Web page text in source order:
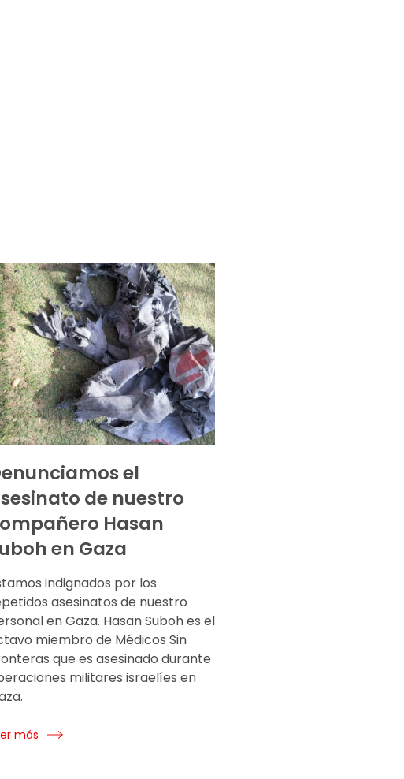
el
de nuestro
Hasan
en Gaza
indignados por los
asesinatos de nuestro
en Gaza. Hasan Suboh es el
miembro de Médicos Sin
que es asesinado durante
militares israelíes en
más